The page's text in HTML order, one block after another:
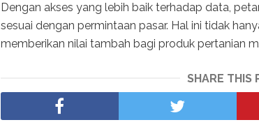
Dengan akses yang lebih baik terhadap data,
sesuai dengan permintaan pasar. Hal ini tidak
memberikan nilai tambah bagi produk pertanian
SHARE THIS